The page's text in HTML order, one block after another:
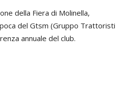
della Fiera di Molinella,
del Gtsm (Gruppo Trattoristi
annuale del club.